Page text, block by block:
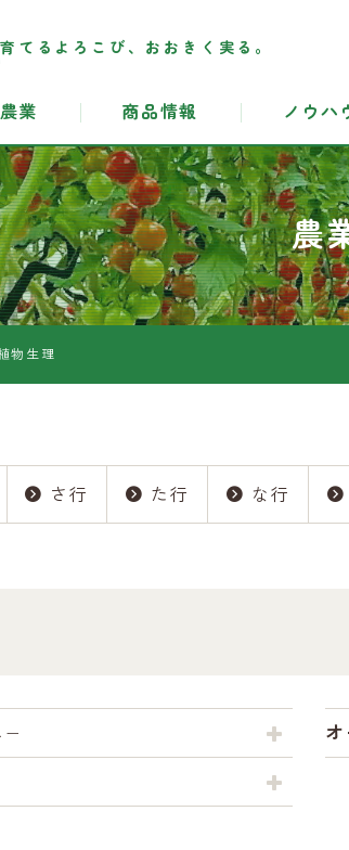
育てるよろこび、おおきく実る。
業 商品情報 ノウハ
農
物生理
さ行 た行 な行
ー オ